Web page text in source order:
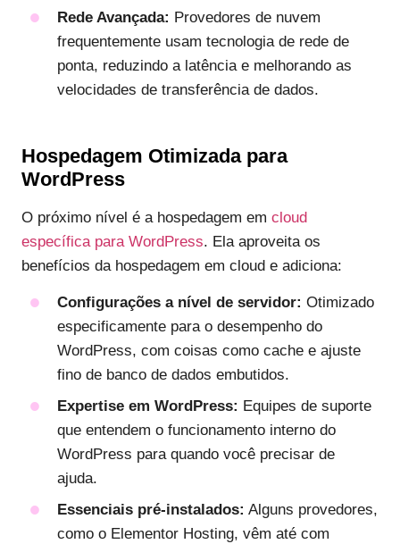
Rede Avançada: Provedores de nuvem
frequentemente usam tecnologia de rede de
ponta, reduzindo a latência e melhorando as
velocidades de transferência de dados.
Hospedagem Otimizada para
WordPress
O próximo nível é a hospedagem em cloud
específica para WordPress. Ela aproveita os
benefícios da hospedagem em cloud e adiciona:
Configurações a nível de servidor: Otimizado
especificamente para o desempenho do
WordPress, com coisas como cache e ajuste
fino de banco de dados embutidos.
Expertise em WordPress: Equipes de suporte
que entendem o funcionamento interno do
WordPress para quando você precisar de
ajuda.
Essenciais pré-instalados: Alguns provedores,
como o Elementor Hosting, vêm até com